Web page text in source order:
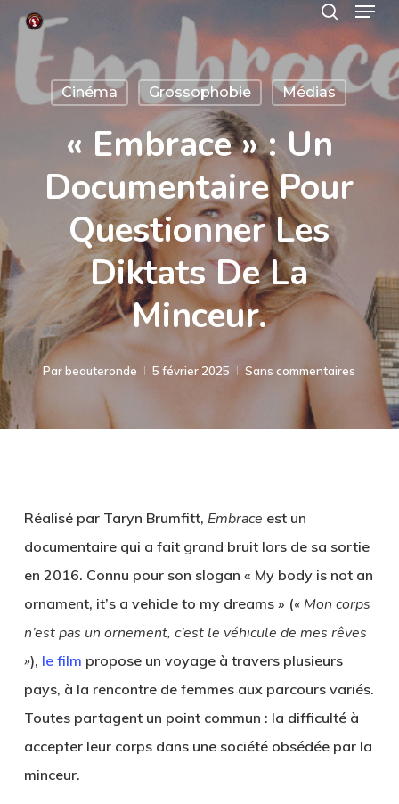
Skip
main
content
search
Cinéma Grossophobie Médias
« Embrace » : Un
Documentaire Pour
Questionner Les
Diktats De La
Minceur.
Par beauteronde 5 février 2025 Sans commentaires
Réalisé par Taryn Brumfitt, Embrace est un
documentaire qui a fait grand bruit lors de sa sortie
en 2016. Connu pour son slogan « My body is not an
ornament, it’s a vehicle to my dreams » (« Mon corps
n’est pas un ornement, c’est le véhicule de mes rêves
»), le film propose un voyage à travers plusieurs
pays, à la rencontre de femmes aux parcours variés.
Toutes partagent un point commun : la difficulté à
accepter leur corps dans une société obsédée par la
minceur.
Close
Menu